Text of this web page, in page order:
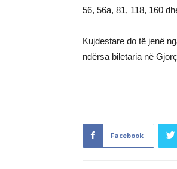
56, 56a, 81, 118, 160
Kujdestare do të jenë
ndërsa biletaria në
Facebook